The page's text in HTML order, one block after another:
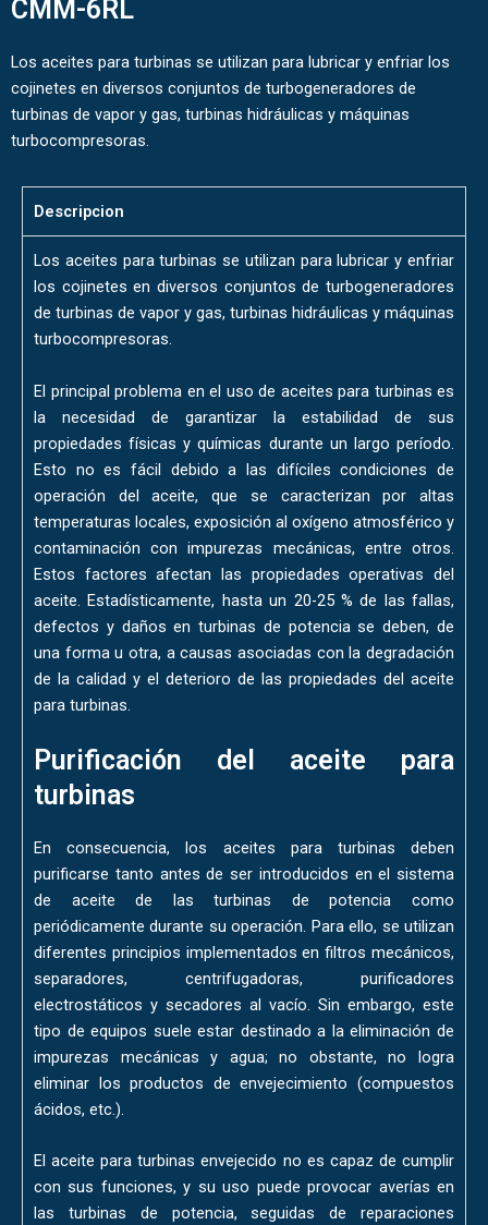
CMM-6RL
Los aceites para turbinas se utilizan para lubricar y enfriar los
cojinetes en diversos conjuntos de turbogeneradores de
turbinas de vapor y gas, turbinas hidráulicas y máquinas
turbocompresoras.
Descripcion
Los aceites para turbinas se utilizan para lubricar y enfriar
los cojinetes en diversos conjuntos de turbogeneradores
de turbinas de vapor y gas, turbinas hidráulicas y máquinas
turbocompresoras.
El principal problema en el uso de aceites para turbinas es
la necesidad de garantizar la estabilidad de sus
propiedades físicas y químicas durante un largo período.
Esto no es fácil debido a las difíciles condiciones de
operación del aceite, que se caracterizan por altas
temperaturas locales, exposición al oxígeno atmosférico y
contaminación con impurezas mecánicas, entre otros.
Estos factores afectan las propiedades operativas del
aceite. Estadísticamente, hasta un 20-25 % de las fallas,
defectos y daños en turbinas de potencia se deben, de
una forma u otra, a causas asociadas con la degradación
de la calidad y el deterioro de las propiedades del aceite
para turbinas.
Purificación del aceite para
turbinas
En consecuencia, los aceites para turbinas deben
purificarse tanto antes de ser introducidos en el sistema
de aceite de las turbinas de potencia como
periódicamente durante su operación. Para ello, se utilizan
diferentes principios implementados en filtros mecánicos,
separadores, centrifugadoras, purificadores
electrostáticos y secadores al vacío. Sin embargo, este
tipo de equipos suele estar destinado a la eliminación de
impurezas mecánicas y agua; no obstante, no logra
eliminar los productos de envejecimiento (compuestos
ácidos, etc.).
El aceite para turbinas envejecido no es capaz de cumplir
con sus funciones, y su uso puede provocar averías en
las turbinas de potencia, seguidas de reparaciones